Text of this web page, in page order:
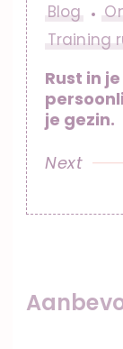
Blog
Training
Rust in
je gezin.
Next